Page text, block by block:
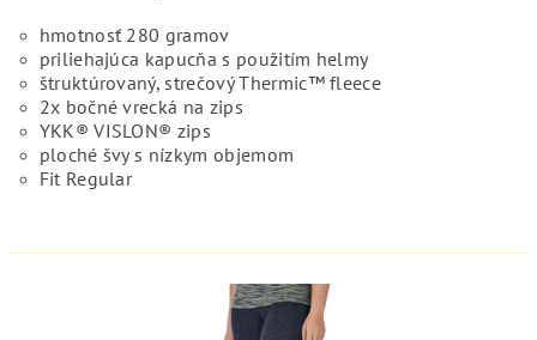
hmotnosť 280 gramov
priliehajúca kapucňa s použitím helmy
štruktúrovaný, strečový Thermic™ fleece
2x bočné vrecká na zips
YKK® VISLON® zips
ploché švy s nízkym objemom
Fit Regular